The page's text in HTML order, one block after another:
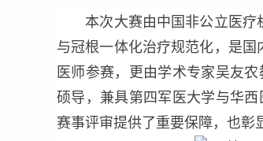
本次大赛由中国非公立医疗
与冠根一体化治疗规范化，是
医师参赛，更由学术专家吴友
硕导，兼具第四军医大学与华
赛事评审提供了重要保障，也彰